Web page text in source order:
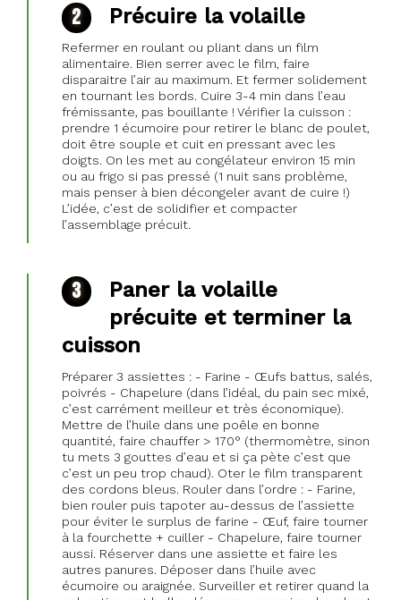
Précuire la volaille
Refermer en roulant ou pliant dans un film
alimentaire. Bien serrer avec le film, faire
disparaitre l’air au maximum. Et fermer solidement
en tournant les bords. Cuire 3-4 min dans l’eau
frémissante, pas bouillante ! Vérifier la cuisson :
prendre 1 écumoire pour retirer le blanc de poulet,
doit être souple et cuit en pressant avec les
doigts. On les met au congélateur environ 15 min
ou au frigo si pas pressé (1 nuit sans problème,
mais penser à bien décongeler avant de cuire !)
L’idée, c’est de solidifier et compacter
l’assemblage précuit.
Paner la volaille
précuite et terminer la
cuisson
Préparer 3 assiettes : - Farine - Œufs battus, salés,
poivrés - Chapelure (dans l’idéal, du pain sec mixé,
c’est carrément meilleur et très économique).
Mettre de l’huile dans une poêle en bonne
quantité, faire chauffer > 170° (thermomètre, sinon
tu mets 3 gouttes d’eau et si ça pète c’est que
c’est un peu trop chaud). Oter le film transparent
des cordons bleus. Rouler dans l’ordre : - Farine,
bien rouler puis tapoter au-dessus de l’assiette
pour éviter le surplus de farine - Œuf, faire tourner
à la fourchette + cuiller - Chapelure, faire tourner
aussi. Réserver dans une assiette et faire les
autres panures. Déposer dans l’huile avec
écumoire ou araignée. Surveiller et retirer quand la